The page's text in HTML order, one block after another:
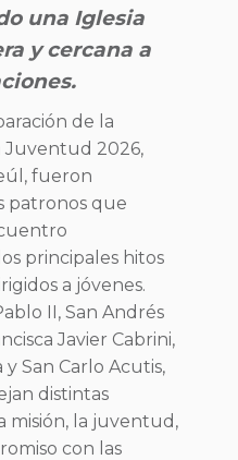
una Iglesia
y cercana a
de la
Juventud 2026,
fueron
patronos que
principales hitos
a jóvenes.
II, San Andrés
Javier Cabrini,
San Carlo Acutis,
distintas
misión, la juventud,
con las